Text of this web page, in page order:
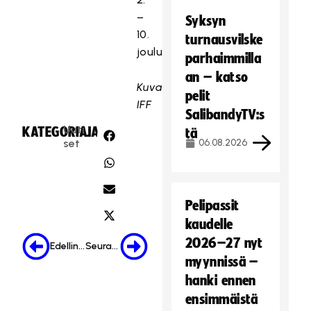
–
10.
joulukuuta.
Kuva:
IFF
KATEGORIA:
Uuti
set
JAA:
Edellinen Seuraava
Syksyn
turnausvilske
parhaimmilla
an – katso
pelit
SalibandyTV:s
tä
06.08.2026
Pelipassit
kaudelle
2026–27 nyt
myynnissä –
hanki ennen
ensimmäistä